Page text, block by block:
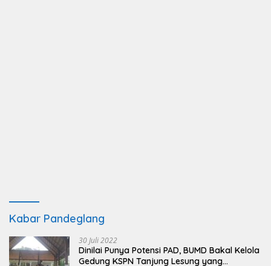
Kabar Pandeglang
30 Juli 2022
Dinilai Punya Potensi PAD, BUMD Bakal Kelola
Gedung KSPN Tanjung Lesung yang